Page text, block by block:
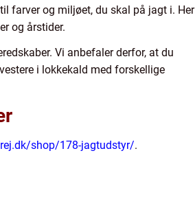
farver og miljøet, du skal på jagt i. Her
og årstider.
Vi anbefaler derfor, at du
i lokkekald med forskellige
shop/178-jagtudstyr/.